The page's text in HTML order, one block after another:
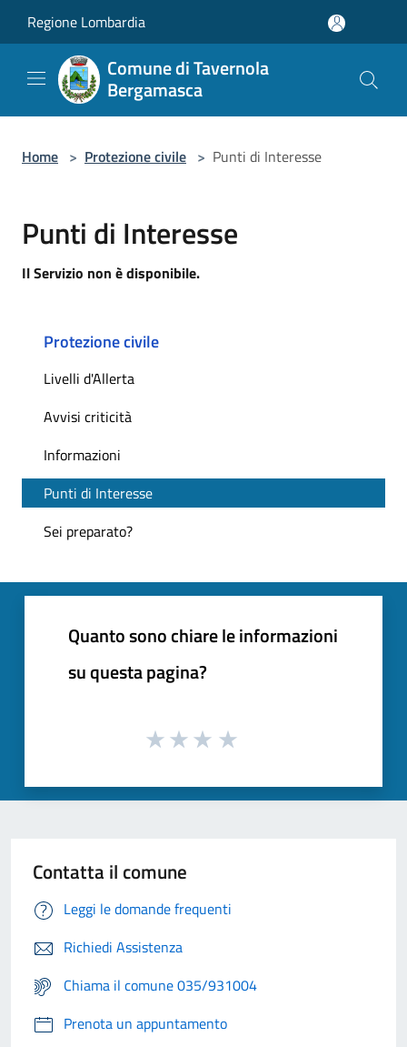
Regione Lombardia
Comune di Tavernola
Bergamasca
Home > Protezione civile > Punti di Interesse
Punti di Interesse
Il Servizio non è disponibile.
Protezione civile
Livelli d'Allerta
Avvisi criticità
Informazioni
Punti di Interesse
Sei preparato?
Quanto sono chiare le informazioni
su questa pagina?
Contatta il comune
Leggi le domande frequenti
Richiedi Assistenza
Chiama il comune 035/931004
Prenota un appuntamento